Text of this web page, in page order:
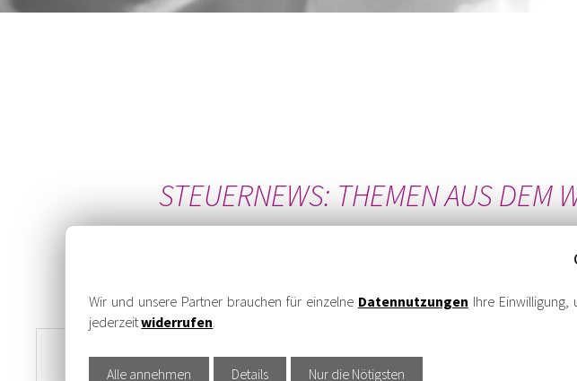
STEUERNEWS: THEMEN AUS DEM
Aktuelle Artikel Archiv
Wir und unsere Partner brauchen für einzelne Datennutzungen Ihre
jederzeitwiderrufen.
Alle annehmen Details Nur die Nötigsten